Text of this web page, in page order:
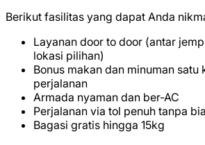
Berikut fasilitas yang dapat Anda
Layanan door to door (antar
lokasi pilihan)
Bonus makan dan minuman satu
perjalanan
Armada nyaman dan ber-AC
Perjalanan via tol penuh tanpa
Bagasi gratis hingga 15kg